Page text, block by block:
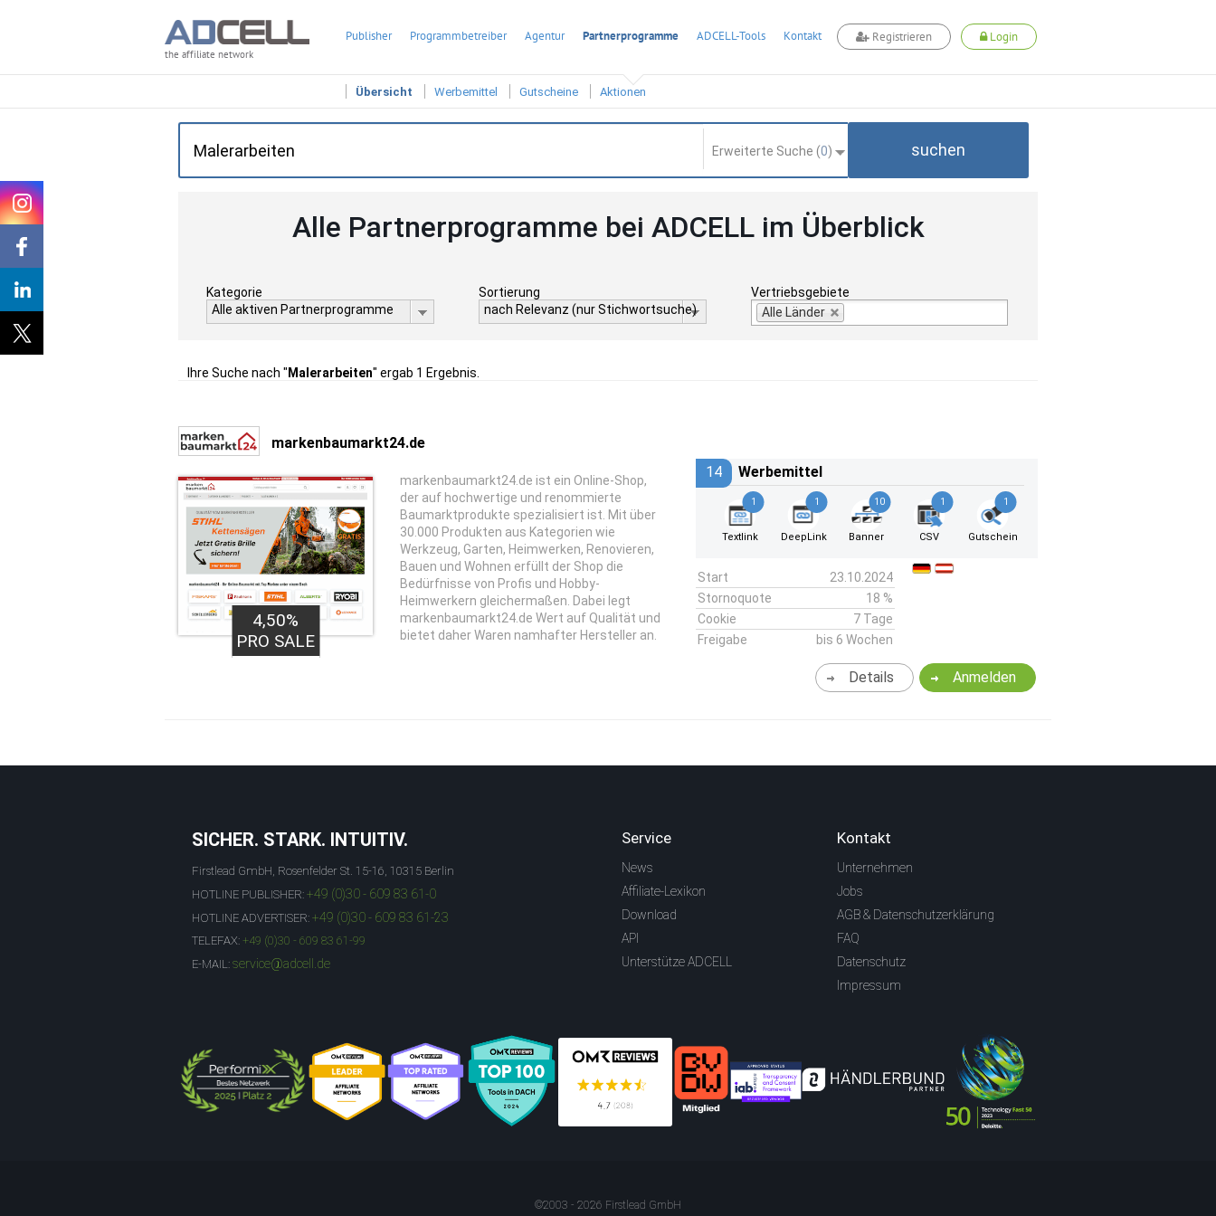
the affiliate network
Publisher Programmbetreiber Agentur Partnerprogramme ADCELL-Tools Kontakt Registrieren Login
Übersicht Werbemittel Gutscheine Aktionen
Erweiterte Suche (0) suchen
Alle Partnerprogramme bei ADCELL im Überblick
Kategorie
Alle aktiven Partnerprogramme
Sortierung
nach Relevanz (nur Stichwortsuche)
Vertriebsgebiete
Alle Länder
Ihre Suche nach " Malerarbeiten" ergab 1 Ergebnis.
markenbaumarkt24.de
4,50%
PRO SALE
markenbaumarkt24.de ist ein Online-Shop,
der auf hochwertige und renommierte
Baumarktprodukte spezialisiert ist. Mit über
30.000 Produkten aus Kategorien wie
Werkzeug, Garten, Heimwerken, Renovieren,
Bauen und Wohnen erfüllt der Shop die
Bedürfnisse von Profis und Hobby-
Heimwerkern gleichermaßen. Dabei legt
markenbaumarkt24.de Wert auf Qualität und
bietet daher Waren namhafter Hersteller an.
14 Werbemittel
1
Textlink
1
DeepLink
10
Banner
1
CSV
1
Gutschein
Start
23.10.2024
Stornoquote
18 %
Cookie
7 Tage
Freigabe
bis 6 Wochen
Anmelden
Details
SICHER. STARK. INTUITIV.
Firstlead GmbH, Rosenfelder St. 15-16, 10315 Berlin
HOTLINE PUBLISHER: +49 (0)30 - 609 83 61-0
HOTLINE ADVERTISER: +49 (0)30 - 609 83 61-23
TELEFAX: +49 (0)30 - 609 83 61-99
E-MAIL: service@adcell.de
Service
News
Affiliate-Lexikon
Download
API
Unterstütze ADCELL
Kontakt
Unternehmen
Jobs
AGB & Datenschutzerklärung
FAQ
Datenschutz
Impressum
©2003 - 2026 Firstlead GmbH